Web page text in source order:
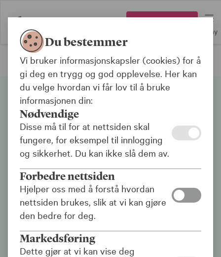
Meny
Bank
Priser bank
I vår åpne prisliste finner du oversikt
over alle priser, renter og gebyrer i KLP
Banken. Alle kunder får ferdig forhandlet
rente på både lån og innskudd - så
slipper du å tenke på det.
Har du jobb med pensjonsordning i KLP
eller får utbetalt pensjon fra oss, er du
medlem, og får våre beste betingelser på
lån.
Du bestemmer
Vi bruker informasjonskapsler (cookies) for å
gi deg en trygg og god opplevelse. Her kan
du velge hvordan vi får lov til å bruke
informasjonen din:
Nødvendige
Disse må til for at nettsiden skal
fungere, for eksempel til innlogging
og sikkerhet. Du kan ikke slå dem av.
Forbedre nettsiden
Hjelper oss med å forstå hvordan
nettsiden brukes, slik at vi kan gjøre
den bedre for deg.
Markedsføring
Dette gjør at vi kan vise deg